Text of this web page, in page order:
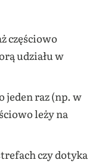
częściowo
udziału w
jeden raz (np. w
leży na
czy dotyka